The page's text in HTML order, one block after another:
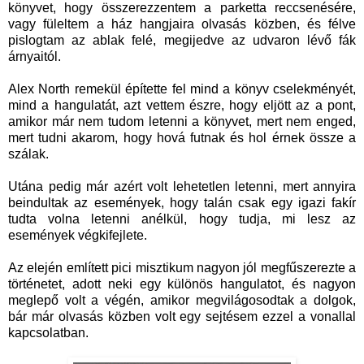
könyvet, hogy összerezzentem a parketta reccsenésére,
vagy füleltem a ház hangjaira olvasás közben, és félve
pislogtam az ablak felé, megijedve az udvaron lévő fák
árnyaitól.
Alex North remekül építette fel mind a könyv cselekményét,
mind a hangulatát, azt vettem észre, hogy eljött az a pont,
amikor már nem tudom letenni a könyvet, mert nem enged,
mert tudni akarom, hogy hová futnak és hol érnek össze a
szálak.
Utána pedig már azért volt lehetetlen letenni, mert annyira
beindultak az események, hogy talán csak egy igazi fakír
tudta volna letenni anélkül, hogy tudja, mi lesz az
események végkifejlete.
Az elején említett pici misztikum nagyon jól megfűszerezte a
történetet, adott neki egy különös hangulatot, és nagyon
meglepő volt a végén, amikor megvilágosodtak a dolgok,
bár már olvasás közben volt egy sejtésem ezzel a vonallal
kapcsolatban.